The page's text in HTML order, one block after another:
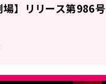
場】リリース第986号